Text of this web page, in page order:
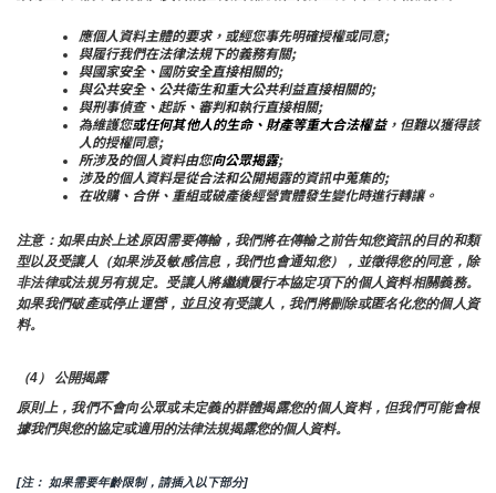
應個人資料主體的要求，或經您事先明確授權或同意;
與履行我們在法律法規下的義務有關;
與國家安全、國防安全直接相關的;
與公共安全、公共衛生和重大公共利益直接相關的;
與刑事偵查、起訴、審判和執行直接相關;
為維護您或任何其他人的生命、財產等重大合法權益，但難以獲得該
人的授權同意;
所涉及的個人資料由您向公眾揭露;
涉及的個人資料是從合法和公開揭露的資訊中蒐集的;
在收購、合併、重組或破產後經營實體發生變化時進行轉讓。
注意：如果由於上述原因需要傳輸，我們將在傳輸之前告知您資訊的目的和類
型以及受讓人（如果涉及敏感信息，我們也會通知您），並徵得您的同意，除
非法律或法規另有規定。受讓人將繼續履行本協定項下的個人資料相關義務。
如果我們破產或停止運營，並且沒有受讓人，我們將刪除或匿名化您的個人資
料。
（4） 公開揭露
原則上，我們不會向公眾或未定義的群體揭露您的個人資料，但我們可能會根
據我們與您的協定或適用的法律法規揭露您的個人資料。
[注： 如果需要年齡限制，請插入以下部分]